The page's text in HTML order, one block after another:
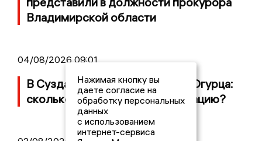
Владимирской области
04/08/2026 09:01
В Суздале прошёл Фестиваль Огурца:
сколько потратили на организацию?
Нажимая кнопку вы
даете согласие на
обработку персональных
данных
с использованием
интернет-сервиса